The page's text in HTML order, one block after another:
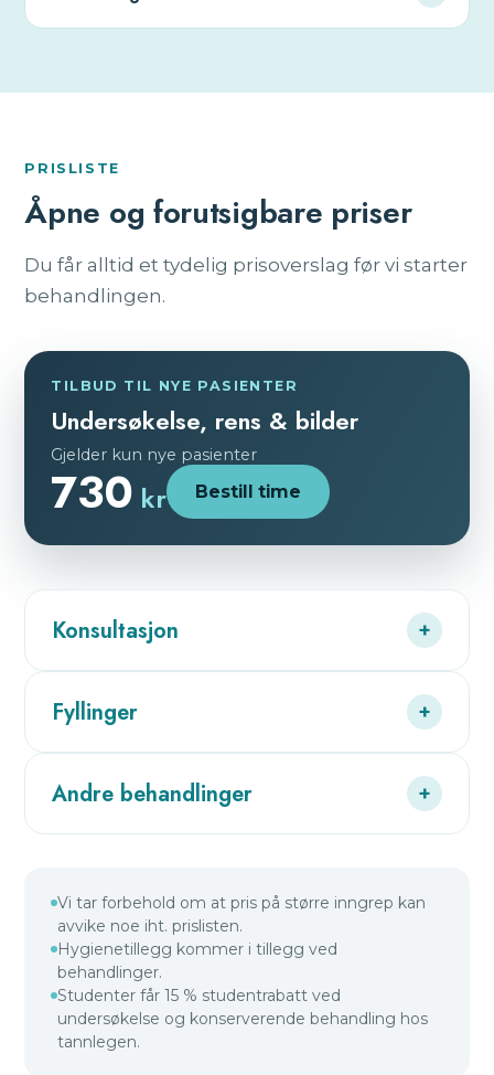
PRISLISTE
Åpne og forutsigbare priser
Du får alltid et tydelig prisoverslag før vi starter
behandlingen.
TILBUD TIL NYE PASIENTER
Undersøkelse, rens & bilder
Gjelder kun nye pasienter
730 kr Bestill time
Konsultasjon +
Fyllinger +
Andre behandlinger +
Vi tar forbehold om at pris på større inngrep kan
avvike noe iht. prislisten.
Hygienetillegg kommer i tillegg ved
behandlinger.
Studenter får 15 % studentrabatt ved
undersøkelse og konserverende behandling hos
tannlegen.